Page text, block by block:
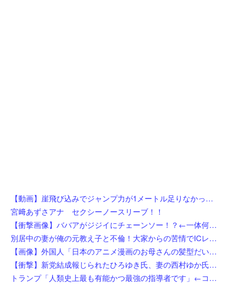
【動画】崖飛び込みでジャンプ力が1メートル足りなかった男の悲劇。
宮﨑あずさアナ セクシーノースリーブ！！
【衝撃画像】ババアがジジイにチェーンソー！？←一体何があったんやコレw w w w w w w w w
別居中の妻が俺の元教え子と不倫！大家からの苦情でICレコーダーを設置後、協力者に間男を寝取らせて現場写真を確保、面会日にデータを手渡した結果←状況がカオスすぎるだろ
【画像】外国人「日本のアニメ漫画のお母さんの髪型だいたいこれだよなwwwwwwwww」←コレは分かるw w w w w w w w
【衝撃】新党結成報じられたひろゆき氏、妻の西村ゆか氏がＸで激怒してしまうw w w w w w w w w
トランプ「人類史上最も有能かつ最強の指導者です」←コイツがイラン如きに右往左往してる理由